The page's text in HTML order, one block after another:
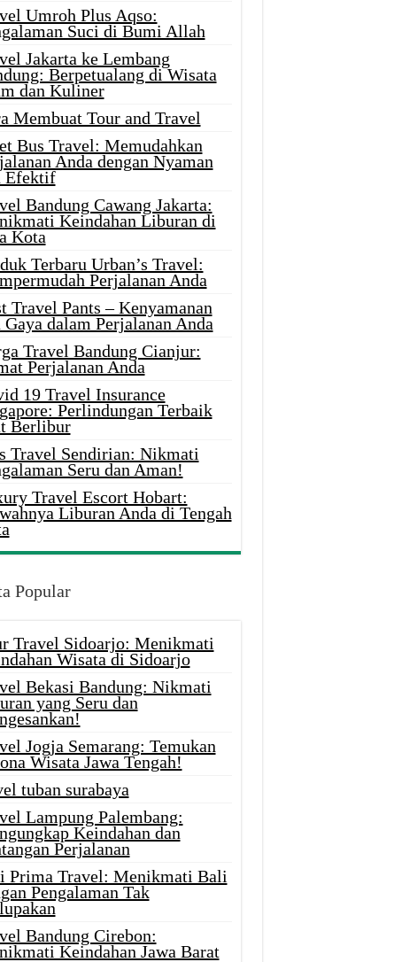
Umroh Plus Aqso:
Suci di Bumi Allah
Jakarta ke Lembang
Berpetualang di Wisata
dan Kuliner
Membuat Tour and Travel
Bus Travel: Memudahkan
Anda dengan Nyaman
Efektif
Bandung Cawang Jakarta:
Keindahan Liburan di
Kota
Terbaru Urban’s Travel:
Perjalanan Anda
Travel Pants – Kenyamanan
Gaya dalam Perjalanan Anda
Travel Bandung Cianjur:
Perjalanan Anda
19 Travel Insurance
Perlindungan Terbaik
Berlibur
Travel Sendirian: Nikmati
Seru dan Aman!
Travel Escort Hobart:
Liburan Anda di Tengah
Popular
Travel Sidoarjo: Menikmati
Wisata di Sidoarjo
Bekasi Bandung: Nikmati
yang Seru dan
Jogja Semarang: Temukan
Wisata Jawa Tengah!
tuban surabaya
Lampung Palembang:
Keindahan dan
Perjalanan
Prima Travel: Menikmati Bali
Pengalaman Tak
Bandung Cirebon:
Keindahan Jawa Barat